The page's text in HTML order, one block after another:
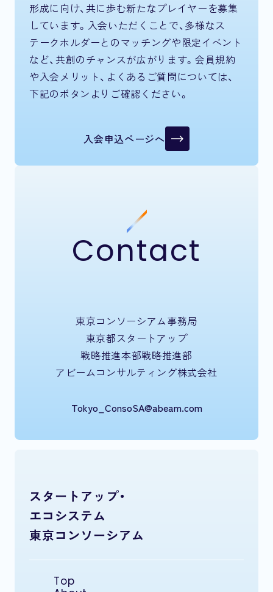
形成に向け、共に歩む新たなプレイヤーを募集
しています。入会いただくことで、多様なス
テークホルダーとのマッチングや限定イベント
など、共創のチャンスが広がります。会員規約
や入会メリット、よくあるご質問については、
下記のボタンよりご確認ください。
入会申込ページへ
Contact
東京コンソーシアム事務局
東京都スタートアップ
戦略推進本部戦略推進部
アビームコンサルティング株式会社
Tokyo_ConsoSA@abeam.com
スタートアップ・
エコシステム
東京コンソーシアム
Top